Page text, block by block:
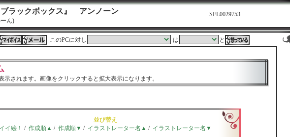
ブラックボックス』 アンノーン
ん)
SFL0029753
このPCに対し は と
示されます。画像をクリックすると拡大表示になります。
並び替え
イイ絵！ / 作成順▲ / 作成順▼ / イラストレーター名▲ / イラストレーター名▼